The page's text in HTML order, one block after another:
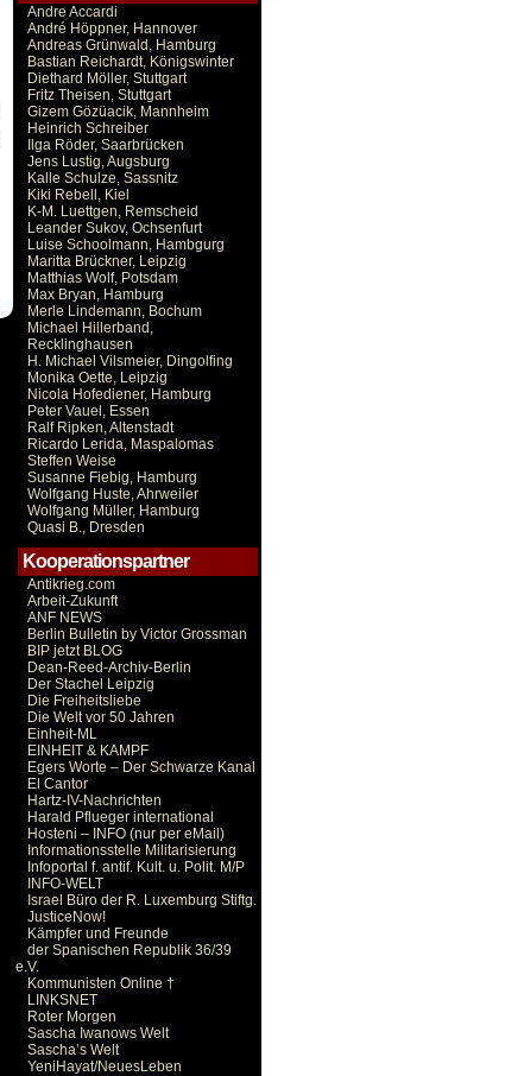
Andre Accardi
André Höppner, Hannover
Andreas Grünwald, Hamburg
Bastian Reichardt, Königswinter
Diethard Möller, Stuttgart
Fritz Theisen, Stuttgart
Gizem Gözüacik, Mannheim
Heinrich Schreiber
Ilga Röder, Saarbrücken
Jens Lustig, Augsburg
Kalle Schulze, Sassnitz
Kiki Rebell, Kiel
K-M. Luettgen, Remscheid
Leander Sukov, Ochsenfurt
Luise Schoolmann, Hambgurg
Maritta Brückner, Leipzig
Matthias Wolf, Potsdam
Max Bryan, Hamburg
Merle Lindemann, Bochum
Michael Hillerband,
Recklinghausen
H. Michael Vilsmeier, Dingolfing
Monika Oette, Leipzig
Nicola Hofediener, Hamburg
Peter Vauel, Essen
Ralf Ripken, Altenstadt
Ricardo Lerida, Maspalomas
Steffen Weise
Susanne Fiebig, Hamburg
Wolfgang Huste, Ahrweiler
Wolfgang Müller, Hamburg
Quasi B., Dresden
Kooperationspartner
Antikrieg.com
Arbeit-Zukunft
ANF NEWS
Berlin Bulletin by Victor Grossman
BIP jetzt BLOG
Dean-Reed-Archiv-Berlin
Der Stachel Leipzig
Die Freiheitsliebe
Die Welt vor 50 Jahren
Einheit-ML
EINHEIT & KAMPF
Egers Worte – Der Schwarze Kanal
El Cantor
Hartz-IV-Nachrichten
Harald Pflueger international
Hosteni – INFO (nur per eMail)
Informationsstelle Militarisierung
Infoportal f. antif. Kult. u. Polit. M/P
INFO-WELT
Israel Büro der R. Luxemburg Stiftg.
JusticeNow!
Kämpfer und Freunde
der Spanischen Republik 36/39
e.V.
Kommunisten Online †
LINKSNET
Roter Morgen
Sascha Iwanows Welt
Sascha’s Welt
YeniHayat/NeuesLeben